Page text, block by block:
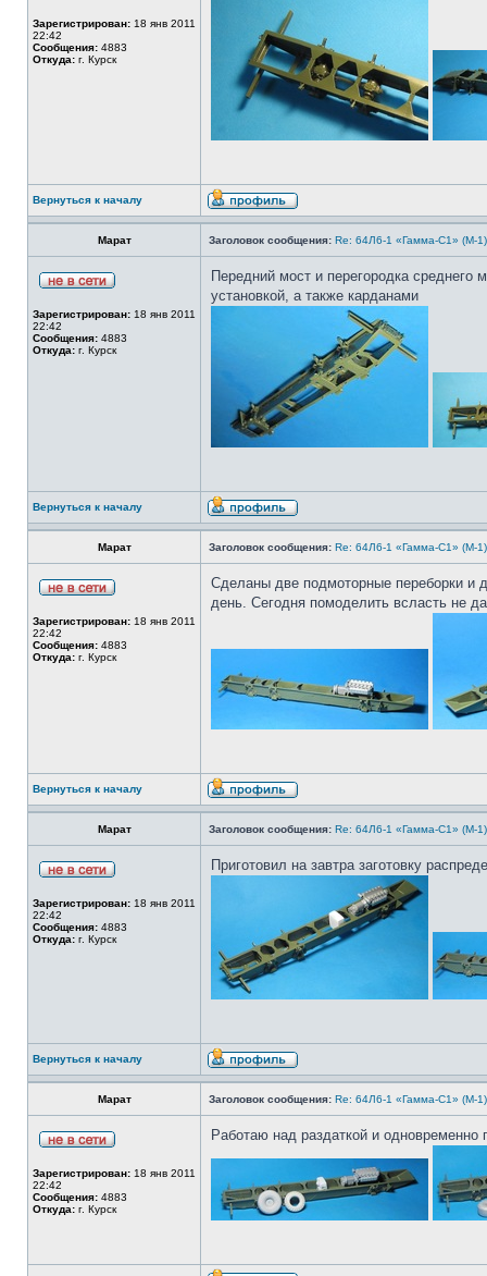
Зарегистрирован: 18 янв 2011
22:42
Сообщения: 4883
Откуда: г. Курск
Вернуться к началу
Марат Заголовок сообщения: Re: 64Л6-1 «Гамма-С1» (М-
Зарегистрирован: 18 янв 2011
22:42
Сообщения: 4883
Откуда: г. Курск
Передний мост и перегородка среднего
установкой, а также карданами
Вернуться к началу
Марат Заголовок сообщения: Re: 64Л6-1 «Гамма-С1» (М-
Зарегистрирован: 18 янв 2011
22:42
Сообщения: 4883
Откуда: г. Курск
Сделаны две подмоторные переборки и
день. Сегодня помоделить всласть не
Вернуться к началу
Марат Заголовок сообщения: Re: 64Л6-1 «Гамма-С1» (М-
Зарегистрирован: 18 янв 2011
22:42
Сообщения: 4883
Откуда: г. Курск
Приготовил на завтра заготовку
Вернуться к началу
Марат Заголовок сообщения: Re: 64Л6-1 «Гамма-С1» (М-
Зарегистрирован: 18 янв 2011
22:42
Сообщения: 4883
Откуда: г. Курск
Работаю над раздаткой и